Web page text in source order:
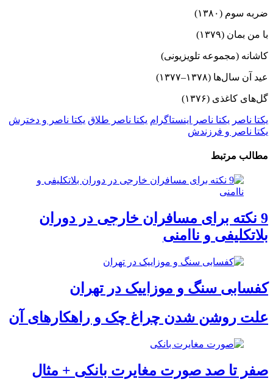
ضربه سوم (۱۳۸۰)
با من بمان (۱۳۷۹)
کاشانه (مجموعه تلویزیونی)
عید آن سال‌ها (۱۳۷۸–۱۳۷۷)
گل‌های کاغذی (۱۳۷۶)
یکتا ناصر یکتا ناصر اینستاگرام یکتا ناصر طلاق یکتا ناصر و دخترش
یکتا ناصر و فرزندش
مطالب مرتبط
9 نکته برای مسافران خارجی در دوران
بلاتکلیفی و ناامنی
کفسابی سنگ و موزاییک در تهران
علت روشن شدن چراغ چک و راهکارهای آن
صفر تا صد صورت مغایرت بانکی + مثال